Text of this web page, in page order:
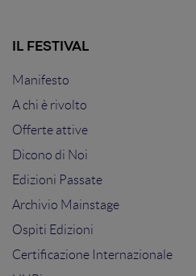
IL FESTIVAL
Manifesto
A chi è rivolto
Offerte attive
Dicono di Noi
Edizioni Passate
Archivio Mainstage
Ospiti Edizioni
Certificazione Internazionale